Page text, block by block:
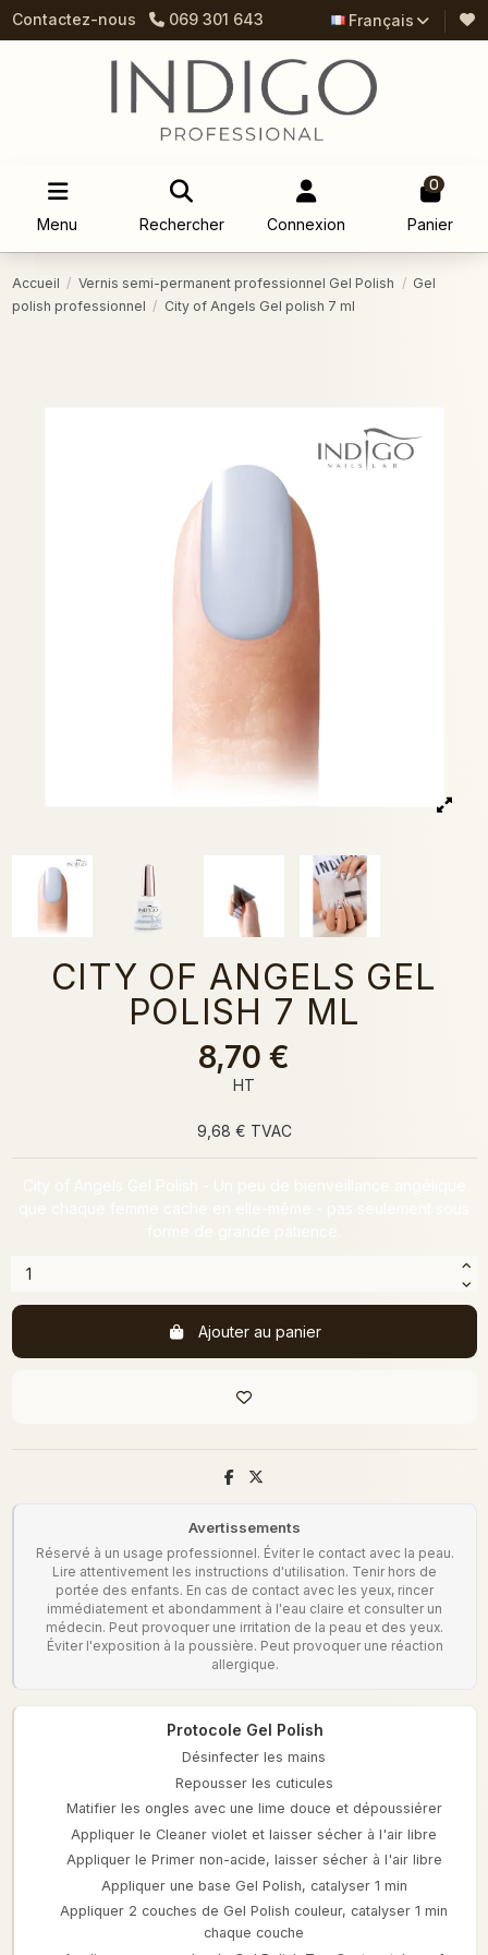
Contactez-nous 069 301 643 Français
Menu Rechercher Connexion
0
Panier
Accueil Vernis semi-permanent professionnel Gel Polish
Gel
polish professionnel
City of Angels Gel polish 7 ml
CITY OF ANGELS GEL
POLISH 7 ML
8,70 €
HT
9,68 € TVAC
Ajouter au panier
Avertissements
Réservé à un usage professionnel. Éviter le contact avec la peau.
Lire attentivement les instructions d'utilisation. Tenir hors de
portée des enfants. En cas de contact avec les yeux, rincer
immédiatement et abondamment à l'eau claire et consulter un
médecin. Peut provoquer une irritation de la peau et des yeux.
Éviter l'exposition à la poussière. Peut provoquer une réaction
allergique.
Protocole Gel Polish
Désinfecter les mains
Repousser les cuticules
Matifier les ongles avec une lime douce et dépoussiérer
Appliquer le Cleaner violet et laisser sécher à l'air libre
Appliquer le Primer non-acide, laisser sécher à l'air libre
Appliquer une base Gel Polish, catalyser 1 min
Appliquer 2 couches de Gel Polish couleur, catalyser 1 min
chaque couche